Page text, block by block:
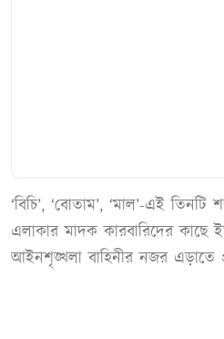
‘বিচি’, ‘বোতাম’, ‘মাল’-এই তিনটি
এলাকার মাদক কারবারিদের কাছে
আইনশৃঙ্খলা বাহিনীর নজর এড়াতে